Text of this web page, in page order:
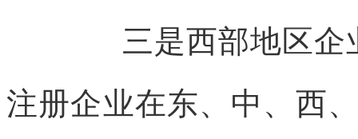
三是西部地区
注册企业在东、中、西